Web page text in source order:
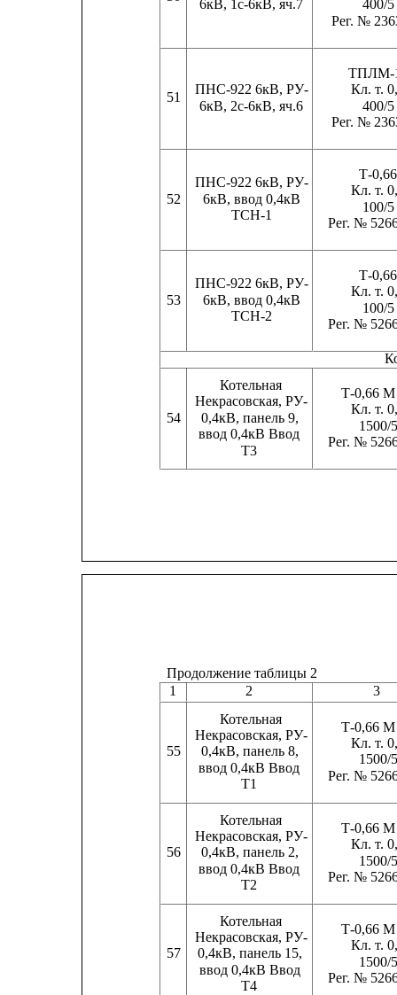
6кВ, 1с-6кВ, яч.7
400/5
Рег. №
51
ПНС-922 6кВ, РУ-
6кВ, 2с-6кВ, яч.6
ТПЛМ-
Кл. т.
400/5
Рег. №
52
ПНС-922 6кВ, РУ-
6кВ, ввод 0,4кВ
ТСН-1
Т-0,66
Кл. т.
100/5
Рег. №
53
ПНС-922 6кВ, РУ-
6кВ, ввод 0,4кВ
ТСН-2
Т-0,66
Кл. т.
100/5
Рег. №
Т-0,66
Кл. т.
1500/5
Рег. №
Котельная
Некрасовская, РУ-
54
0,4кВ, панель 9,
ввод 0,4кВ Ввод
Т3
Т-0,66
Кл. т.
1500/5
Рег. №
Т-0,66
Кл. т.
1500/5
Рег. №
Т-0,66
Кл. т.
1500/5
Рег. №
Продолжение таблицы 2
1
2
3
Котельная
Некрасовская, РУ-
55
0,4кВ, панель 8,
ввод 0,4кВ Ввод
Т1
Котельная
Некрасовская, РУ-
56
0,4кВ, панель 2,
ввод 0,4кВ Ввод
Т2
Котельная
Некрасовская, РУ-
57
0,4кВ, панель 15,
ввод 0,4кВ Ввод
Т4